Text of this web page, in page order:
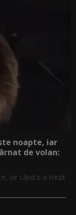
noapte, iar
de volan:
iar când s-a trezit